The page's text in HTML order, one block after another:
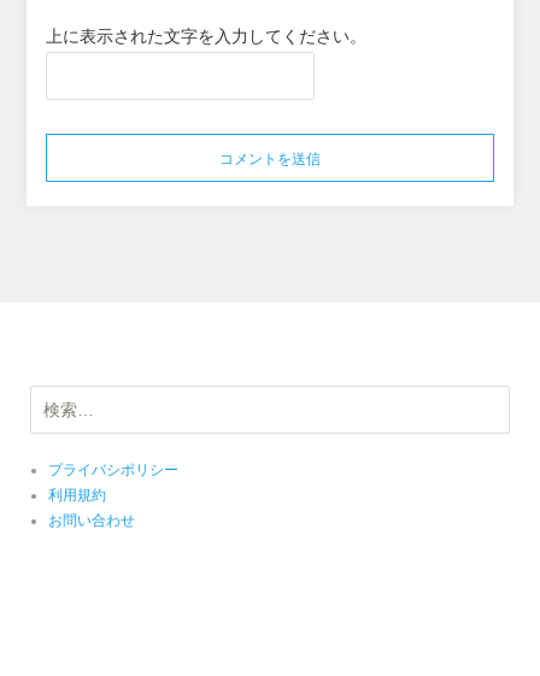
上に表示された文字を入力してください。
索:
プライバシポリシー
利用規約
お問い合わせ